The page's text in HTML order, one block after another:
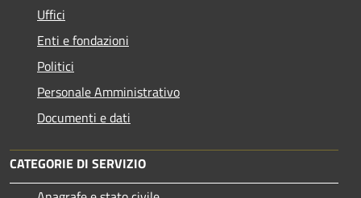
Uffici
Enti e fondazioni
Politici
Personale Amministrativo
Documenti e dati
CATEGORIE DI SERVIZIO